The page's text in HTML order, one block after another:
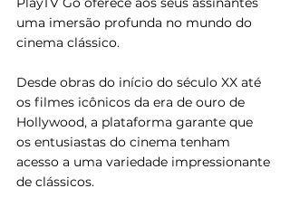
uma imersão profunda no mundo do
cinema clássico.
Desde obras do início do século XX até
os filmes icônicos da era de ouro de
Hollywood, a plataforma garante que
os entusiastas do cinema tenham
acesso a uma variedade impressionante
de clássicos.